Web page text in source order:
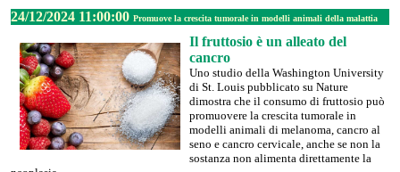
24/12/2024 11:00:00 Promuove la crescita tumorale in modelli animali della malattia
Il fruttosio è un alleato del
cancro
Uno studio della Washington University
di St. Louis pubblicato su Nature
dimostra che il consumo di fruttosio può
promuovere la crescita tumorale in
modelli animali di melanoma, cancro al
seno e cancro cervicale, anche se non la
sostanza non alimenta direttamente la